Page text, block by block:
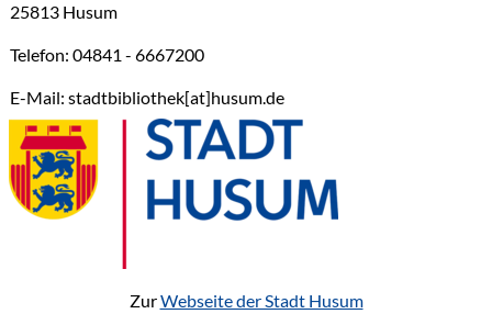
25813 Husum
Telefon: 04841 - 6667200
E-Mail: stadtbibliothek[at]husum.de
ZurWebseite der Stadt Husum